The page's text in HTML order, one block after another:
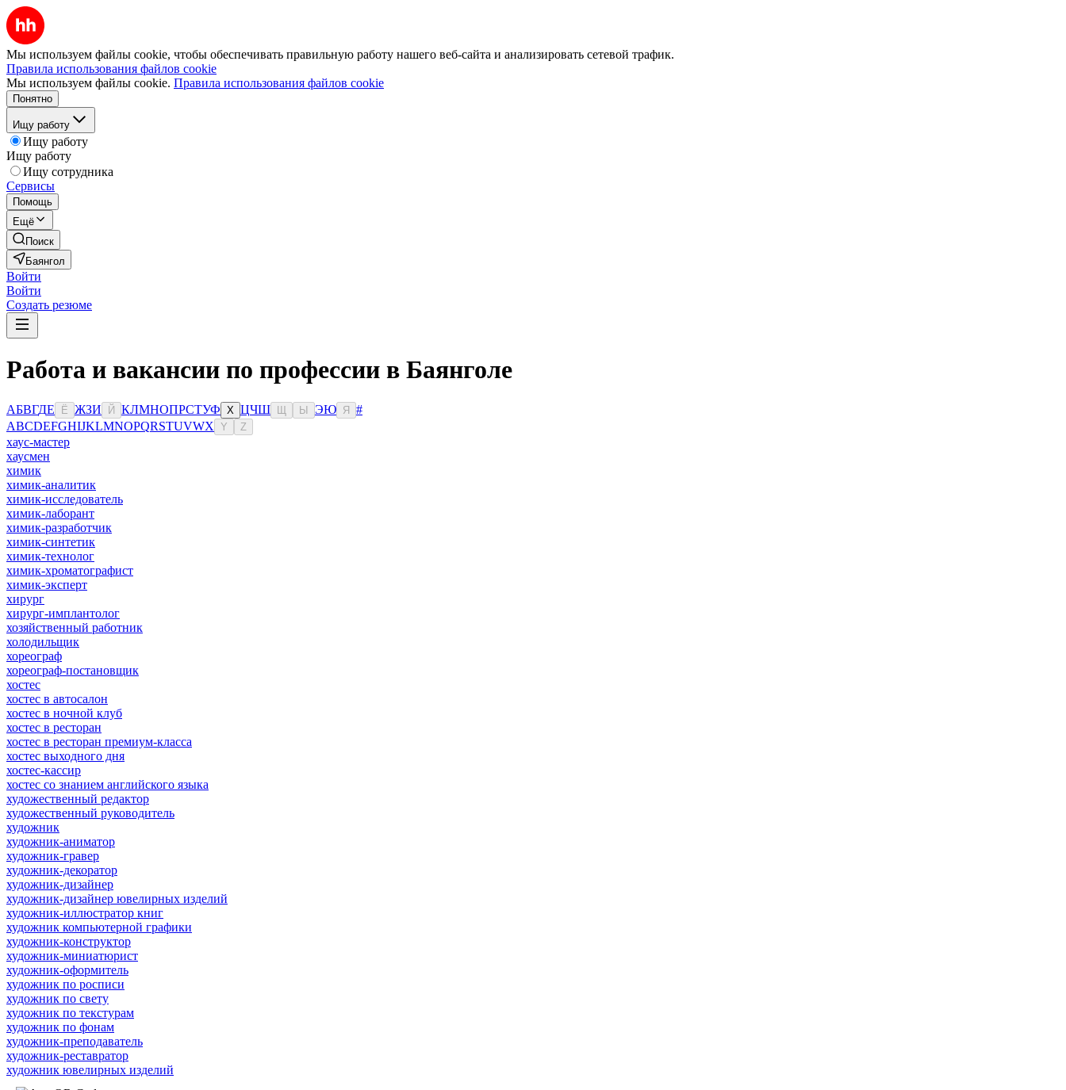
Мы используем файлы cookie, чтобы обеспечивать правильную работу нашего веб-сайта и анализировать сетевой трафик.
Правила использования файлов cookie
Мы используем файлы cookie. Правила использования файлов cookie
Понятно
Ищу работу
Ищу работу
Ищу работу
Ищу сотрудника
Сервисы
Помощь
Ещё
Поиск
Баянгол
Войти
Войти
Создать резюме
Работа и вакансии по профессии в Баянголе
АБВГДЕ Ё ЖЗИ Й КЛМНОПРСТУФ Х ЦЧШ Ы ЭЮ Я
#
ABCDEFGHIJKLMNOPQRSTUVWX Y Z
хаус-мастер
хаусмен
химик
химик-аналитик
химик-исследователь
химик-лаборант
химик-разработчик
химик-синтетик
химик-технолог
химик-хроматографист
химик-эксперт
хирург
хирург-имплантолог
хозяйственный работник
холодильщик
хореограф
хореограф-постановщик
хостес
хостес в автосалон
хостес в ночной клуб
хостес в ресторан
хостес в ресторан премиум-класса
хостес выходного дня
хостес-кассир
хостес со знанием английского языка
художественный редактор
художественный руководитель
художник
художник-аниматор
художник-гравер
художник-декоратор
художник-дизайнер
художник-дизайнер ювелирных изделий
художник-иллюстратор книг
художник компьютерной графики
художник-конструктор
художник-миниатюрист
художник-оформитель
художник по росписи
художник по свету
художник по текстурам
художник по фонам
художник-преподаватель
художник-реставратор
художник ювелирных изделий